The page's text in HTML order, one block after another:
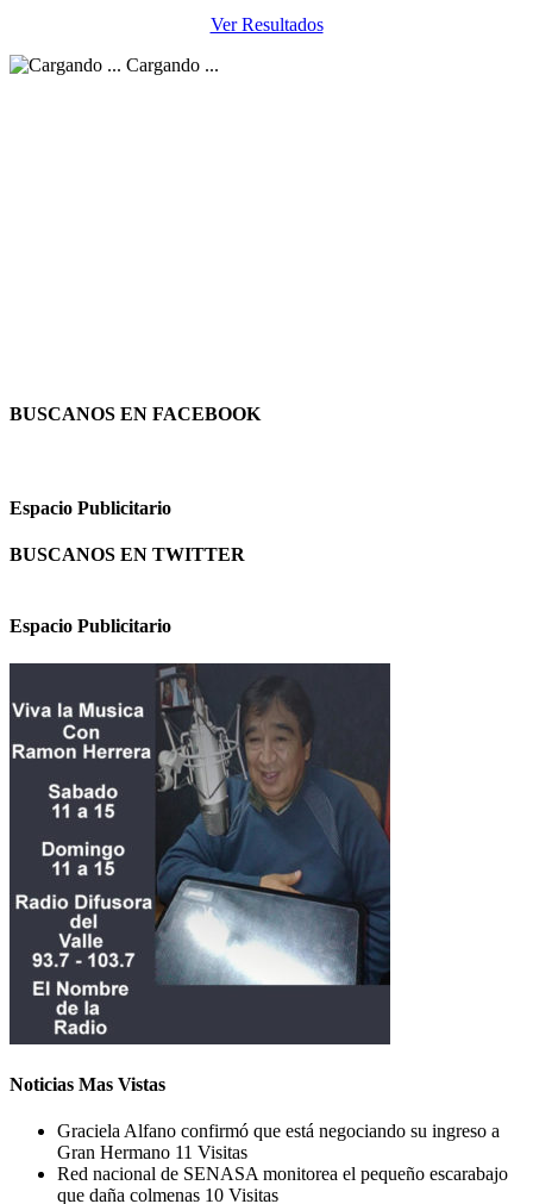
Ver Resultados
Cargando ...
BUSCANOS EN FACEBOOK
Espacio Publicitario
BUSCANOS EN TWITTER
Espacio Publicitario
Noticias Mas Vistas
Graciela Alfano confirmó que está negociando su ingreso a
Gran Hermano 11 Visitas
Red nacional de SENASA monitorea el pequeño escarabajo
que daña colmenas 10 Visitas